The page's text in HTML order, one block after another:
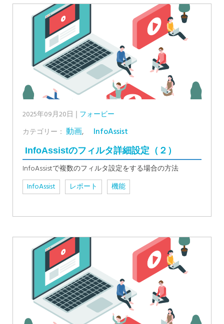
2025年09月20日
フォービー
カテゴリー： 動画, InfoAssist
InfoAssistのフィルタ詳細設定（２）
InfoAssistで複数のフィルタ設定をする場合の方法
InfoAssist
レポート 機能